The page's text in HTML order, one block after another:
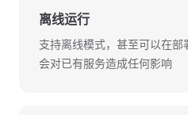
离线运行
支持离线模式，甚至可以在
会对已有服务造成任何影响